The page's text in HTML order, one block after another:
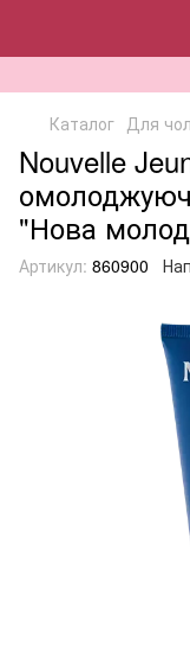
Каталог Для
Nouvelle
"Нова
Артикул: 860900